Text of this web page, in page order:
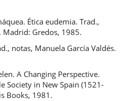
Ética eudemia. Trad.,
Madrid: Gredos, 1985.
notas, Manuela García Valdés.
A Changing Perspective.
Society in New Spain (1521-
Books, 1981.